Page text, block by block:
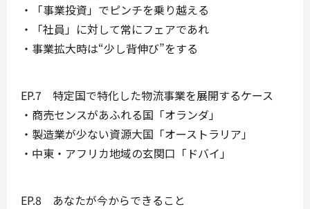
・「事業投資」でピンチを乗り越える
・「社員」に対して常にフェアであれ
・事業拡大時は“少し背伸び”をする
EP.7 特定国で特化した物流事業を展開するケース
・商売センスがあふれる国「オランダ」
・製造業が少ない資源大国「オーストラリア」
・中東・アフリカ地域の玄関口「ドバイ」
EP.8 あなたが今からできること